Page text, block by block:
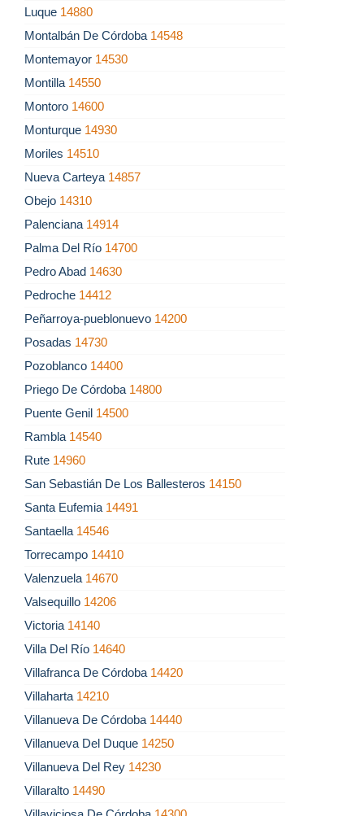
Luque 14880
Montalbán De Córdoba 14548
Montemayor 14530
Montilla 14550
Montoro 14600
Monturque 14930
Moriles 14510
Nueva Carteya 14857
Obejo 14310
Palenciana 14914
Palma Del Río 14700
Pedro Abad 14630
Pedroche 14412
Peñarroya-pueblonuevo 14200
Posadas 14730
Pozoblanco 14400
Priego De Córdoba 14800
Puente Genil 14500
Rambla 14540
Rute 14960
San Sebastián De Los Ballesteros 14150
Santa Eufemia 14491
Santaella 14546
Torrecampo 14410
Valenzuela 14670
Valsequillo 14206
Victoria 14140
Villa Del Río 14640
Villafranca De Córdoba 14420
Villaharta 14210
Villanueva De Córdoba 14440
Villanueva Del Duque 14250
Villanueva Del Rey 14230
Villaralto 14490